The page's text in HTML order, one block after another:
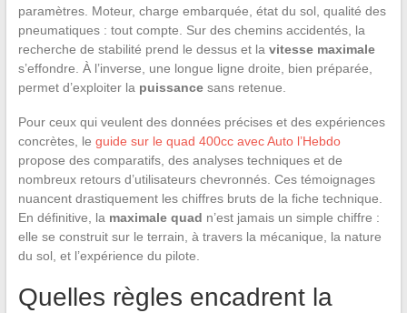
paramètres. Moteur, charge embarquée, état du sol, qualité des
pneumatiques : tout compte. Sur des chemins accidentés, la
recherche de stabilité prend le dessus et la vitesse maximale
s’effondre. À l’inverse, une longue ligne droite, bien préparée,
permet d’exploiter la puissancesans retenue.
Pour ceux qui veulent des données précises et des expériences
concrètes, le guide sur le quad 400cc avec Auto l’Hebdo
propose des comparatifs, des analyses techniques et de
nombreux retours d’utilisateurs chevronnés. Ces témoignages
nuancent drastiquement les chiffres bruts de la fiche technique.
En définitive, la maximale quad n’est jamais un simple chiffre :
elle se construit sur le terrain, à travers la mécanique, la nature
du sol, et l’expérience du pilote.
Quelles règles encadrent la